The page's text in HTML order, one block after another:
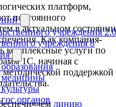
учреждения 2.0
учреждения 8
медицины
платформ,
постоянного
в актуальном состоянии
Как компания-
комплексные услуги по
1С, начиная с
поддержкой
линию